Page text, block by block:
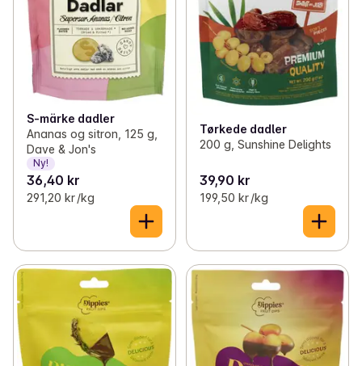
S-märke dadler
Ananas og sitron, 125 g,
Dave & Jon's
Ny!
36,40 kr
291,20 kr /kg
Tørkede dadler
200 g, Sunshine Delights
39,90 kr
199,50 kr /kg